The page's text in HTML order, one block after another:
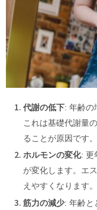
代謝の低下: 年齢の
これは基礎代謝量
ることが原因です。
ホルモンの変化: 更
が変化します。エ
えやすくなります。
筋力の減少: 年齢と